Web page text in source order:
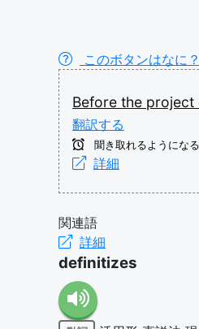
このボタンはなに？
Before the project
翻訳する
聞き取れるようになる
詳細
関連語
詳細
definitizes